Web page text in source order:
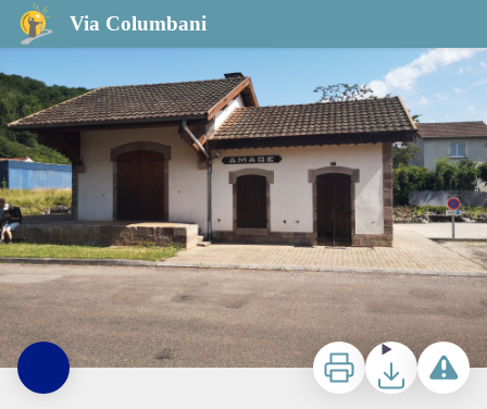
Via Columbani
25. Région Luxeuil boucle Amage
ImprimerTéléchargerSignaler